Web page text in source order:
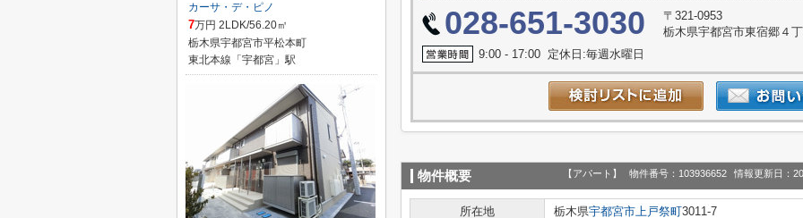
028-651-3030
〒321-0953
栃木県宇都宮市東宿郷４
9:00 - 17:00 定休日:毎週水曜日
物件概要 【アパート】 物件番号：103936652 情報更新日：
所在地 栃木県宇都宮市上戸祭町3011-7
カーサ・デ・ピノ
7万円 2LDK/56.20㎡
栃木県宇都宮市平松本町
東北本線「宇都宮」駅